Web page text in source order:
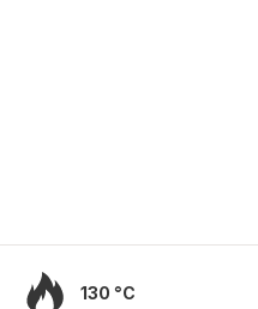
130 °C